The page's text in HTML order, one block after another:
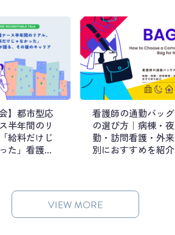
会】都市型応
半年間のリ
給料だけじ
た」看護師2
看護師の通勤バッグ
の選び方｜病棟・夜
勤・訪問看護・外来
別におすすめを紹介
VIEW MORE